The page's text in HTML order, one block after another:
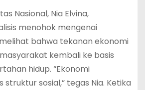
Nasional, Nia Elvina,
menohok mengenai
bahwa tekanan ekonomi
kembali ke basis
hidup. “Ekonomi
struktur sosial,” tegas Nia. Ketika